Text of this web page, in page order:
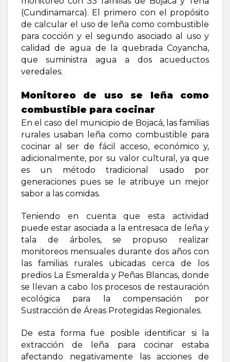
(Cundinamarca). El primero con el propósito
de calcular el uso de leña como combustible
para cocción y el segundo asociado al uso y
calidad de agua de la quebrada Coyancha,
que suministra agua a dos acueductos
veredales.
Monitoreo de uso se leña como
combustible para cocinar
En el caso del municipio de Bojacá, las familias
rurales usaban leña como combustible para
cocinar al ser de fácil acceso, económico y,
adicionalmente, por su valor cultural, ya que
es un método tradicional usado por
generaciones pues se le atribuye un mejor
sabor a las comidas.
Teniendo en cuenta que esta actividad
puede estar asociada a la entresaca de leña y
tala de árboles, se propuso realizar
monitoreos mensuales durante dos años con
las familias rurales ubicadas cerca de los
predios La Esmeralda y Peñas Blancas, donde
se llevan a cabo los procesos de restauración
ecológica para la compensación por
Sustracción de Áreas Protegidas Regionales.
De esta forma fue posible identificar si la
extracción de leña para cocinar estaba
afectando negativamente las acciones de